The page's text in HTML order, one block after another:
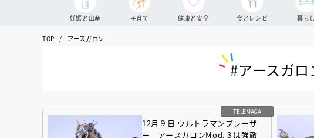
妊娠と出産 子育て 健康と安全 食とレシピ 暮らし
TOP アースガロン
#アースガロ
TELEMAGA
12月９日 ウルトラマンブレーザ
ー アースガロンMod.３は強敵